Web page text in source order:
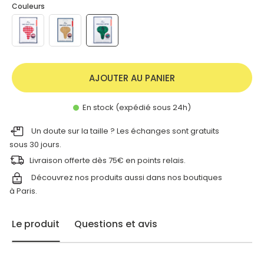
Couleurs
AJOUTER AU PANIER
En stock (expédié sous 24h)
Un doute sur la taille ? Les échanges sont gratuits
sous 30 jours.
Livraison offerte dès 75€ en points relais.
Découvrez nos produits aussi dans nos boutiques
à Paris.
Le produit Questions et avis